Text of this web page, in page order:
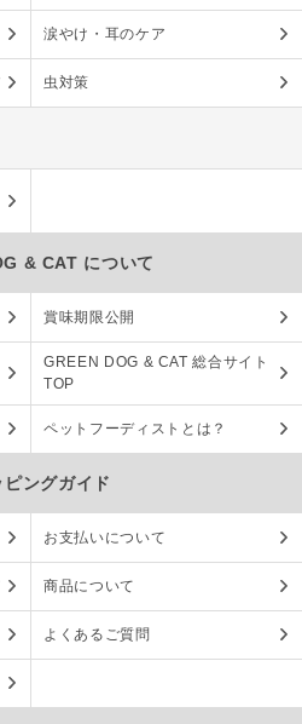
涙やけ・耳のケア
虫対策
& CAT について
賞味期限公開
GREEN DOG & CAT 総合サイト
TOP
ペットフーディストとは？
ピングガイド
お支払いについて
商品について
よくあるご質問